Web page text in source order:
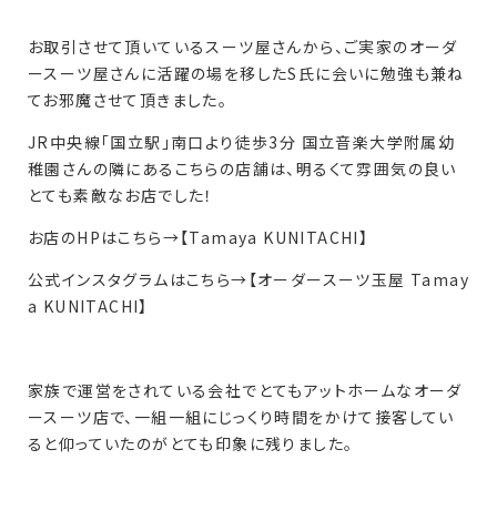
お取引させて頂いているスーツ屋さんから、ご実家のオーダ
ースーツ屋さんに活躍の場を移したS氏に会いに勉強も兼ね
てお邪魔させて頂きました。
JR中央線「国立駅」南口より徒歩3分 国立音楽大学附属幼
稚園さんの隣にあるこちらの店舗は、明るくて雰囲気の良い
とても素敵なお店でした！
お店のHPはこちら→【Tamaya KUNITACHI】
公式インスタグラムはこちら→ 【オーダースーツ玉屋 Tamay
a KUNITACHI】
家族で運営をされている会社でとてもアットホームなオーダ
ースーツ店で、一組一組にじっくり時間をかけて接客してい
ると仰っていたのがとても印象に残りました。